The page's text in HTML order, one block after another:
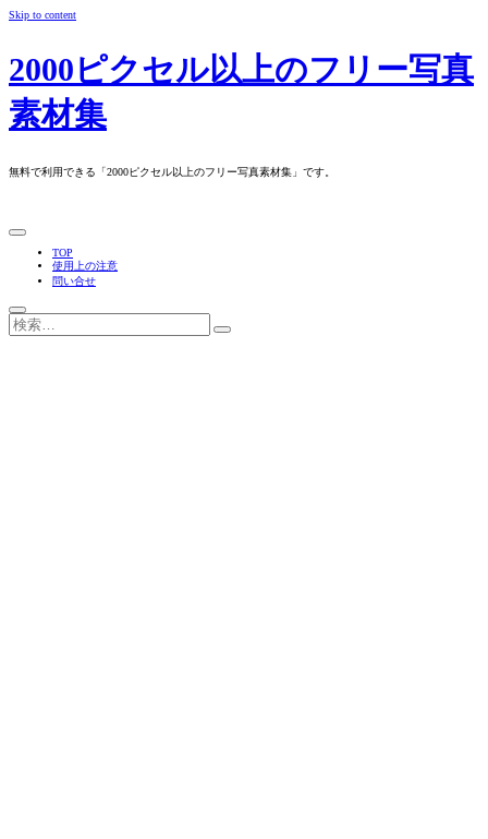
Skip to content
2000ピクセル以上のフリー写真
素材集
無料で利用できる「2000ピクセル以上のフリー写真素材集」です。
TOP
使用上の注意
問い合せ